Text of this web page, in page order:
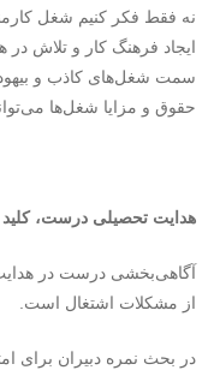
نه ‌فقط فکر کنیم شغل
ایجاد فرهنگ کار و تلاش
سمت شغل‌های کاذب و
حقوق و مزایا شغل‌ها
هدایت تحصیلی درست،
آگاهی‌بخشی درست در
از مشکلات اشتغال است.
در بحث نمره دبیران برای